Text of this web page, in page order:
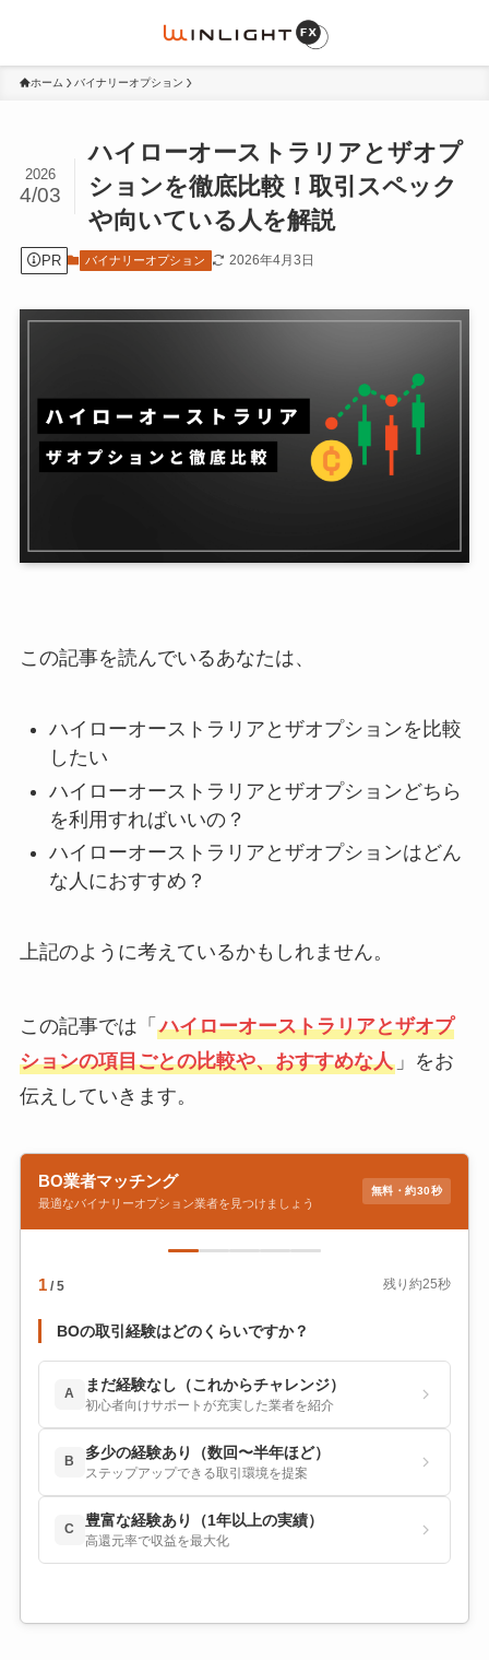
ホーム バイナリーオプション
ハイローオーストラリアとザオプ
ションを徹底比較！取引スペック
や向いている人を解説
2026
4/03
PR バイナリーオプション 2026年4月3日
この記事を読んでいるあなたは、
ハイローオーストラリアとザオプションを比較
したい
ハイローオーストラリアとザオプションどちら
を利用すればいいの？
ハイローオーストラリアとザオプションはどん
な人におすすめ？
上記のように考えているかもしれません。
この記事では「 ハイローオーストラリアとザオプ
ションの項目ごとの比較や、おすすめな人」をお
伝えしていきます。
BO業者マッチング
最適なバイナリーオプション業者を見つけましょう
無料・約30秒
1/ 5 残り約25秒
BOの取引経験はどのくらいですか？
A
まだ経験なし（これからチャレンジ）
初心者向けサポートが充実した業者を紹介
B
多少の経験あり（数回〜半年ほど）
ステップアップできる取引環境を提案
C
豊富な経験あり（1年以上の実績）
高還元率で収益を最大化